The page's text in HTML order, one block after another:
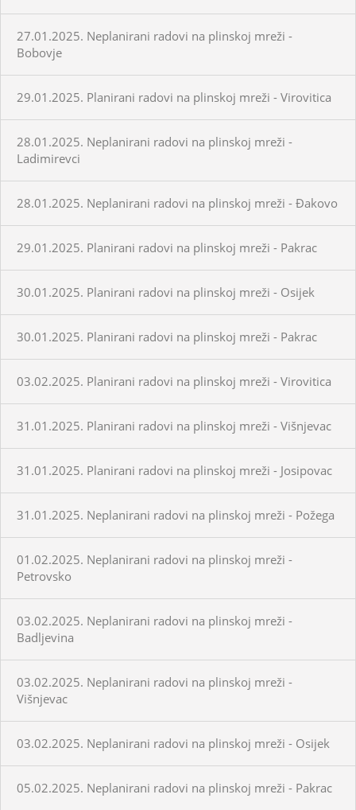
27.01.2025. Neplanirani radovi na plinskoj mreži -
Bobovje
29.01.2025. Planirani radovi na plinskoj mreži - Virovitica
28.01.2025. Neplanirani radovi na plinskoj mreži -
Ladimirevci
28.01.2025. Neplanirani radovi na plinskoj mreži - Đakovo
29.01.2025. Planirani radovi na plinskoj mreži - Pakrac
30.01.2025. Planirani radovi na plinskoj mreži - Osijek
30.01.2025. Planirani radovi na plinskoj mreži - Pakrac
03.02.2025. Planirani radovi na plinskoj mreži - Virovitica
31.01.2025. Planirani radovi na plinskoj mreži - Višnjevac
31.01.2025. Planirani radovi na plinskoj mreži - Josipovac
31.01.2025. Neplanirani radovi na plinskoj mreži - Požega
01.02.2025. Neplanirani radovi na plinskoj mreži -
Petrovsko
03.02.2025. Neplanirani radovi na plinskoj mreži -
Badljevina
03.02.2025. Neplanirani radovi na plinskoj mreži -
Višnjevac
03.02.2025. Neplanirani radovi na plinskoj mreži - Osijek
05.02.2025. Neplanirani radovi na plinskoj mreži - Pakrac